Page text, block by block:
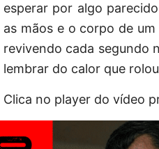
esperar por algo
as mãos e o corpo de
revivendo cada segundo
lembrar do calor que
Clica no player do vídeo